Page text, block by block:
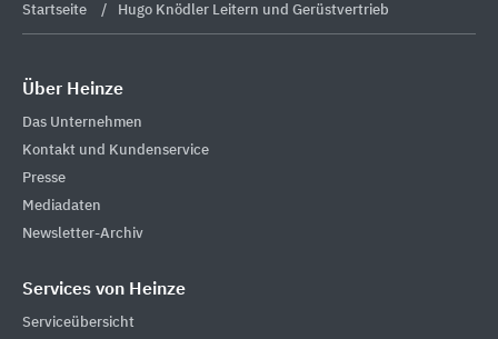
Startseite Hugo Knödler Leitern und Gerüstvertrieb
Über Heinze
Das Unternehmen
Kontakt und Kundenservice
Presse
Mediadaten
Newsletter-Archiv
Services von Heinze
Serviceübersicht